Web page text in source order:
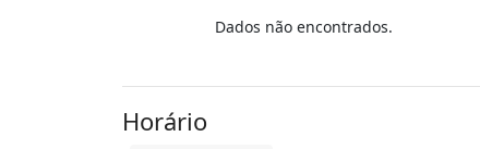
Dados não encontrados.
Horário